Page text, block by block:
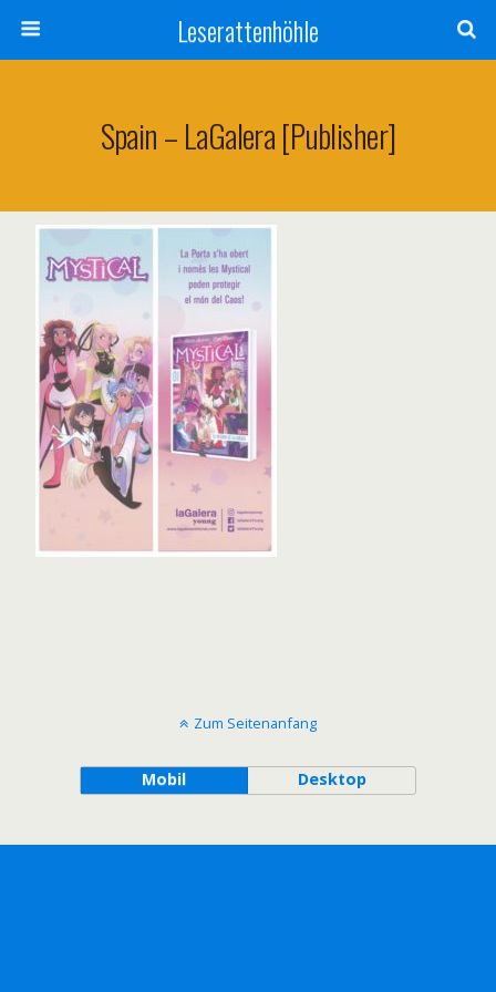
Leserattenhöhle
Spain – LaGalera [publisher]
Zum Seitenanfang
Mobil Desktop